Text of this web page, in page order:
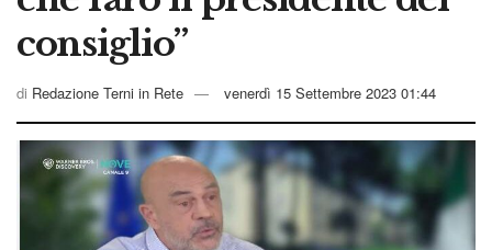
consiglio”
di Redazione Terni in Rete venerdì 15 Settembre 2023 01:44